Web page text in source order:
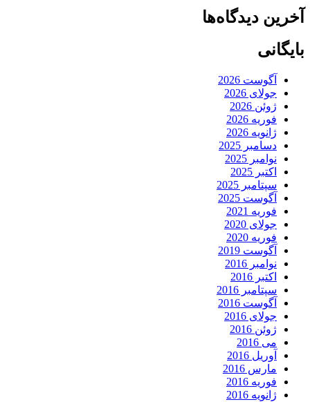
آخرین دیدگاه‌ها
بایگانی
آگوست 2026
جولای 2026
ژوئن 2026
فوریه 2026
ژانویه 2026
دسامبر 2025
نوامبر 2025
اکتبر 2025
سپتامبر 2025
آگوست 2025
فوریه 2021
جولای 2020
فوریه 2020
آگوست 2019
نوامبر 2016
اکتبر 2016
سپتامبر 2016
آگوست 2016
جولای 2016
ژوئن 2016
می 2016
آوریل 2016
مارس 2016
فوریه 2016
ژانویه 2016